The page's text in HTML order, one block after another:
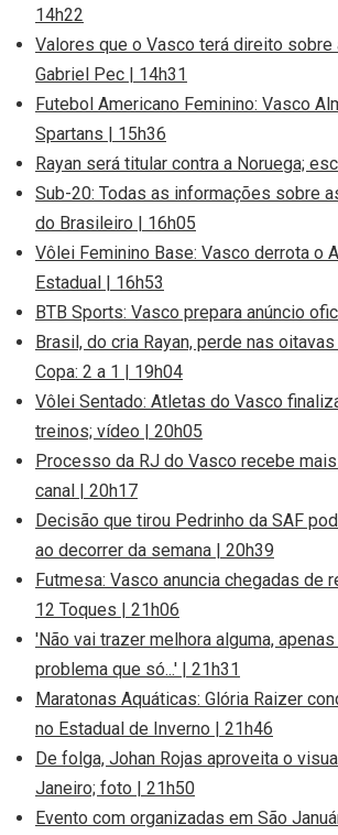
14h22
Valores que o Vasco terá direito sobre
Gabriel Pec | 14h31
Futebol Americano Feminino: Vasco
Spartans | 15h36
Rayan será titular contra a Noruega;
Sub-20: Todas as informações sobre
do Brasileiro | 16h05
Vôlei Feminino Base: Vasco derrota o
Estadual | 16h53
BTB Sports: Vasco prepara anúncio
Brasil, do cria Rayan, perde nas
Copa: 2 a 1 | 19h04
Vôlei Sentado: Atletas do Vasco
treinos; vídeo | 20h05
Processo da RJ do Vasco recebe
canal | 20h17
Decisão que tirou Pedrinho da SAF
ao decorrer da semana | 20h39
Futmesa: Vasco anuncia chegadas de
12 Toques | 21h06
'Não vai trazer melhora alguma,
problema que só...' | 21h31
Maratonas Aquáticas: Glória Raizer
no Estadual de Inverno | 21h46
De folga, Johan Rojas aproveita o
Janeiro; foto | 21h50
Evento com organizadas em São